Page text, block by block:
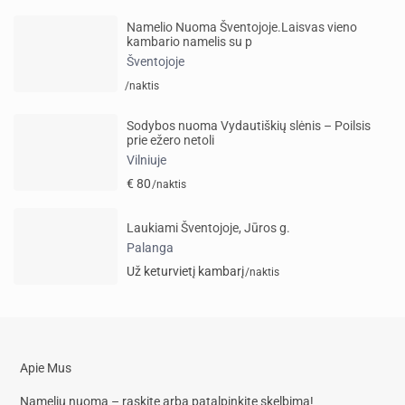
Namelio Nuoma Šventojoje.Laisvas vieno
kambario namelis su p
Šventojoje
/naktis
Sodybos nuoma Vydautiškių slėnis – Poilsis
prie ežero netoli
Vilniuje
€ 80/naktis
Laukiami Šventojoje, Jūros g.
Palanga
Už keturvietį kambarį/naktis
Apie Mus
Namelių nuoma – raskite arba patalpinkite skelbimą!